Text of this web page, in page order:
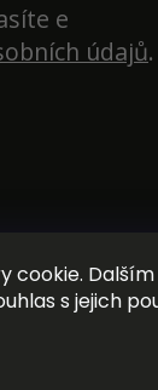
cookie.
s jejich
e
údajů.